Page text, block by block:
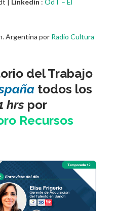
| Linkedin : OdT – El
Argentina por Radio Cultura
del Trabajo
todos los
hrs por
Recursos